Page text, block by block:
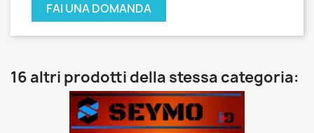
FAI UNA DOMANDA
16 altri prodotti della stessa categoria: